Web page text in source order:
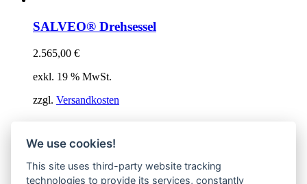
SALVEO® Drehsessel
2.565,00 €
exkl. 19 % MwSt.
zzgl. Versandkosten
SELLEO® 1900 EDGE Drehstuhl
803,00 €
We use cookies!
This site uses third-party website tracking
technologies to provide its services, constantly